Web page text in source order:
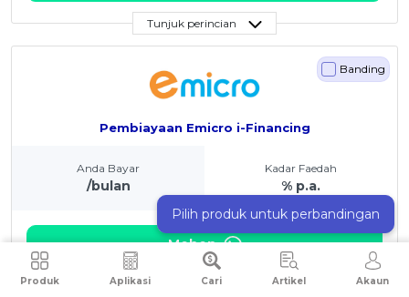
Produk Aplikasi Cari Artikel Akaun
Tunjuk perincian
Pembiayaan Emicro i-Financing
Banding
Anda Bayar
/bulan
Kadar Faedah
% p.a.
Mohon
Tunjuk perincian
Pilih produk untuk perbandingan